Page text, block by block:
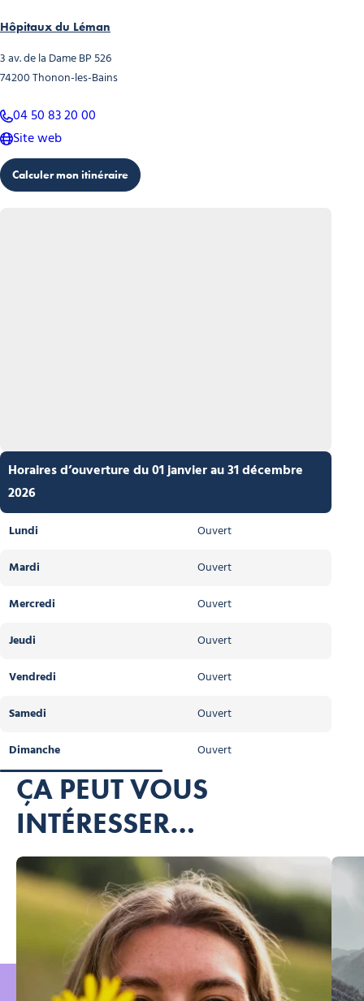
Hôpitaux du Léman
3 av. de la DameBP 526
74200Thonon-les-Bains
04 50 83 20 00
Site web
Calculer mon itinéraire
Horaires d’ouverture du 01 janvier au 31 décembre
2026
Lundi
Ouvert
Mardi
Ouvert
Mercredi
Ouvert
Jeudi
Ouvert
Vendredi
Ouvert
Samedi
Ouvert
Dimanche
Ouvert
ÇA PEUT VOUS
INTÉRESSER…